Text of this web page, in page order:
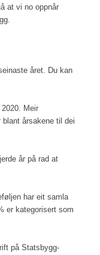
at vi no oppnår
året. Du kan
Meir
blant årsakene til dei
år på rad at
har eit samla
er kategorisert som
på Statsbygg-